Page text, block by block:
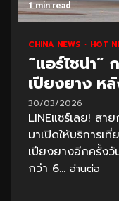
1 min read
CHINA NEWS HOT
“แอร์ไชน่า”
เปียงยาง ห
30/03/2026
LINEแชร์เลย! สา
มาเปิดให้บริการเ
เปียงยางอีกครั้ง
กว่า 6... อ่านต่อ